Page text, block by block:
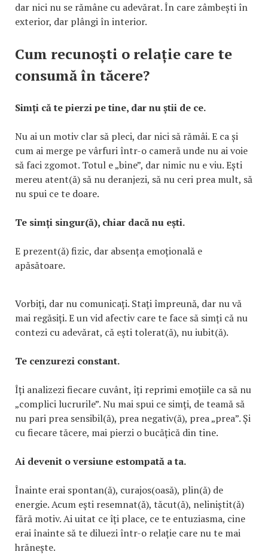
dar nici nu se rămâne cu adevărat. În care zâmbești în
exterior, dar plângi în interior.
Cum recunoști o relație care te
consumă în tăcere?
Simți că te pierzi pe tine, dar nu știi de ce.
Nu ai un motiv clar să pleci, dar nici să rămâi. E ca și
cum ai merge pe vârfuri într-o cameră unde nu ai voie
să faci zgomot. Totul e „bine”, dar nimic nu e viu. Ești
mereu atent(ă) să nu deranjezi, să nu ceri prea mult, să
nu spui ce te doare.
Te simți singur(ă), chiar dacă nu ești.
E prezent(ă) fizic, dar absența emoțională e
apăsătoare.
Vorbiți, dar nu comunicați. Stați împreună, dar nu vă
mai regăsiți. E un vid afectiv care te face să simți că nu
contezi cu adevărat, că ești tolerat(ă), nu iubit(ă).
Te cenzurezi constant.
Îți analizezi fiecare cuvânt, îți reprimi emoțiile ca să nu
„complici lucrurile”. Nu mai spui ce simți, de teamă să
nu pari prea sensibil(ă), prea negativ(ă), prea „prea”. Și
cu fiecare tăcere, mai pierzi o bucățică din tine.
Ai devenit o versiune estompată a ta.
Înainte erai spontan(ă), curajos(oasă), plin(ă) de
energie. Acum ești resemnat(ă), tăcut(ă), neliniștit(ă)
fără motiv. Ai uitat ce îți place, ce te entuziasma, cine
erai înainte să te diluezi într-o relație care nu te mai
hrănește.